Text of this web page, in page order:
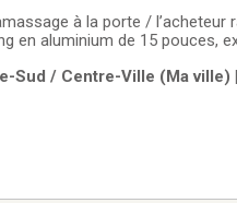
à la porte /
en aluminium de 15 pouces,
une liberté totale pour
Sud / Centre-Ville (Ma ville)